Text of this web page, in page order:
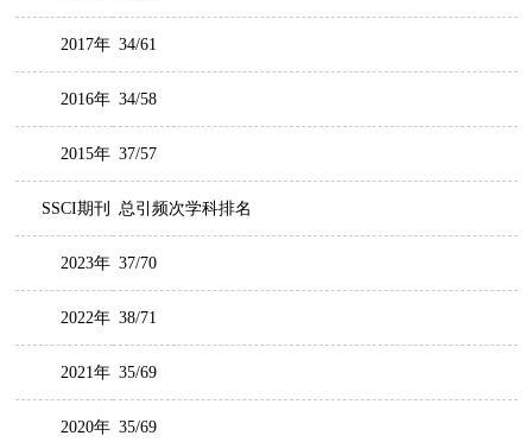
2017年 34/61
2016年 34/58
2015年 37/57
SSCI期刊 总引频次学科排名
2023年 37/70
2022年 38/71
2021年 35/69
2020年 35/69